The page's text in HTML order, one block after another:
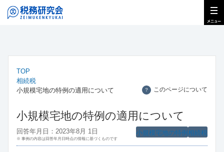
TOP
相続税
小規模宅地の特例の適用について
？ このページについて
小規模宅地の特例の適用について
相続税
小規模宅地の特例
回答年月日：2023年8月 1日
※ 事例の内容は回答年月日時点の情報に基づくものです